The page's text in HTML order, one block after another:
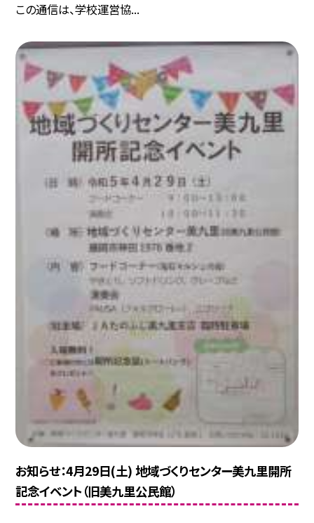
この通信は、学校運営協...
お知らせ：4月29日(土) 地域づくりセンター美九里開所
記念イベント（旧美九里公民館）